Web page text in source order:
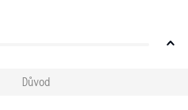
Důvod